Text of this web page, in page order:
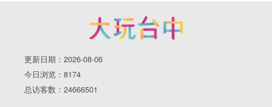
更新日期：2026-08-06
今日浏览：8174
总访客数：24666501